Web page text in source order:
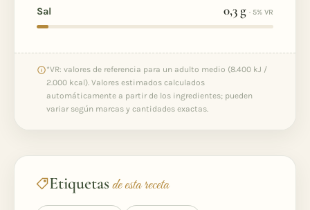
Sal 0,3 g · 5% VR
*VR: valores de referencia para un adulto medio (8.400 kJ /
2.000 kcal). Valores estimados calculados
automáticamente a partir de los ingredientes; pueden
variar según marcas y cantidades exactas.
Etiquetasde esta receta